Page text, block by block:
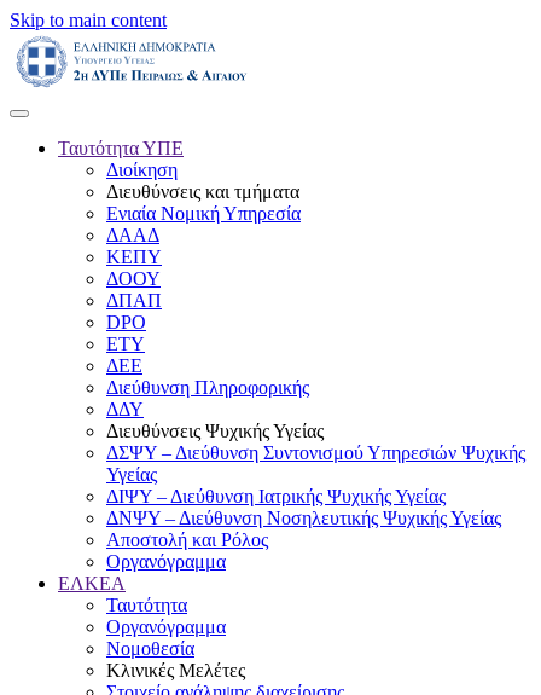
Skip to main content
Ταυτότητα ΥΠΕ
Διοίκηση
Διευθύνσεις και τμήματα
Ενιαία Νομική Υπηρεσία
ΔΑΑΔ
ΚΕΠΥ
ΔΟΟΥ
ΔΠΑΠ
DPO
ΕΤΥ
ΔΕΕ
Διεύθυνση Πληροφορικής
ΔΔΥ
Διευθύνσεις Ψυχικής Υγείας
ΔΣΨΥ – Διεύθυνση Συντονισμού Υπηρεσιών Ψυχικής
Υγείας
ΔΙΨΥ – Διεύθυνση Ιατρικής Ψυχικής Υγείας
ΔΝΨΥ – Διεύθυνση Νοσηλευτικής Ψυχικής Υγείας
Αποστολή και Ρόλος
Οργανόγραμμα
ΕΛΚΕΑ
Ταυτότητα
Οργανόγραμμα
Νομοθεσία
Κλινικές Μελέτες